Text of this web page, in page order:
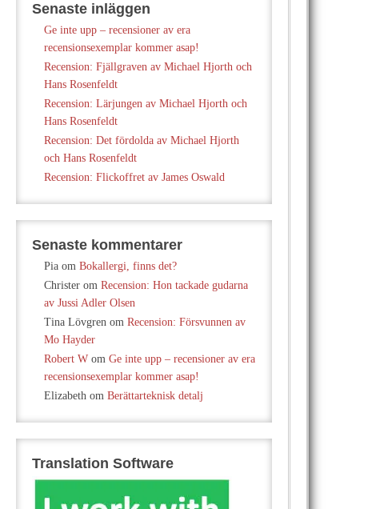
Senaste inläggen
Ge inte upp – recensioner av era
recensionsexemplar kommer asap!
Recension: Fjällgraven av Michael Hjorth och
Hans Rosenfeldt
Recension: Lärjungen av Michael Hjorth och
Hans Rosenfeldt
Recension: Det fördolda av Michael Hjorth
och Hans Rosenfeldt
Recension: Flickoffret av James Oswald
Senaste kommentarer
Pia om Bokallergi, finns det?
Christer om Recension: Hon tackade gudarna
av Jussi Adler Olsen
Tina Lövgren om Recension: Försvunnen av
Mo Hayder
Robert W om Ge inte upp – recensioner av era
recensionsexemplar kommer asap!
Elizabeth om Berättarteknisk detalj
Translation Software